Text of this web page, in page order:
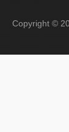
Copyright ©